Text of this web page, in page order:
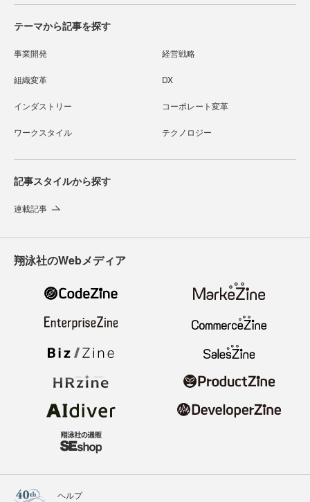
テーマから記事を探す
事業開発 経営戦略
組織変革 DX
インダストリー コーポレート変革
ワークスタイル テクノロジー
記事スタイルから探す
連載記事
翔泳社のWebメディア
ヘルプ